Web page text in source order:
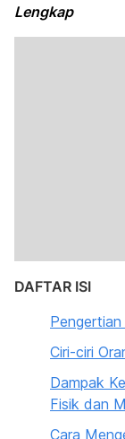
Lengkap
DAFTAR ISI
Ciri-ciri
Dampak
Fisik dan
Cara